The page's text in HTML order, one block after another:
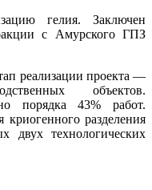
гелия. Заключен
с Амурского ГПЗ
реализации проекта —
объектов.
порядка 43% работ.
разделения
двух технологических